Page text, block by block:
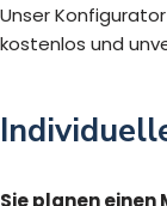
Unser
kostenlos und
Sie planen